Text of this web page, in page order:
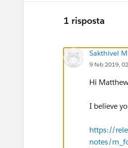
1 risposta
Sakthivel M
9 feb 2019,
Hi
I believe
https://
notes/